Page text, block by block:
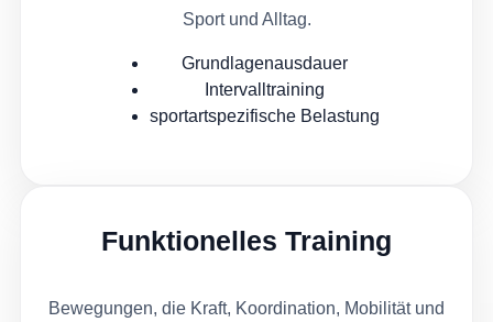
Sport und Alltag.
Grundlagenausdauer
Intervalltraining
sportartspezifische Belastung
Funktionelles Training
Bewegungen, die Kraft, Koordination, Mobilität und